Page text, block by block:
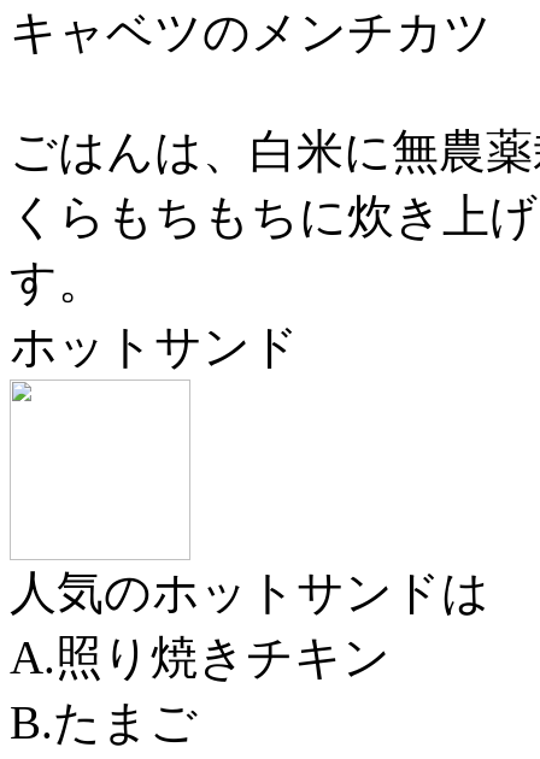
キャベツのメンチカツ
ごはんは、白米に無農
くらもちもちに炊き上
す。
ホットサンド
人気のホットサンドは
A.照り焼きチキン
B.たまご